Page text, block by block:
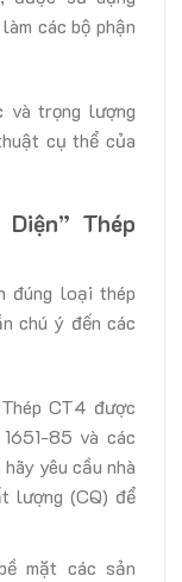
các bộ phận
và trọng lượng
cụ thể của
Thép
đúng loại thép
chú ý đến các
Thép CT4 được
85 và các
yêu cầu nhà
lượng (CQ) để
mặt các sản